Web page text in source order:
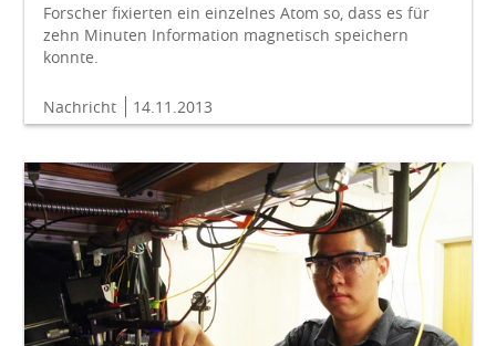
Forscher fixierten ein einzelnes Atom so, dass es für
zehn Minuten Information magnetisch speichern
konnte.
Nachricht 14.11.2013